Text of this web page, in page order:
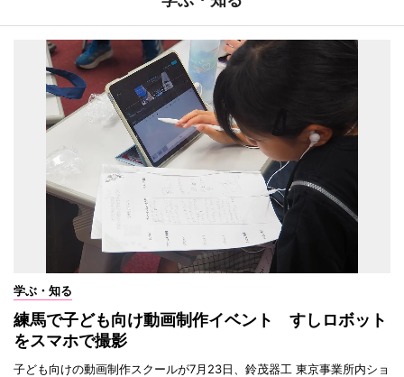
学ぶ・知る
練馬で子ども向け動画制作イベント すしロボット
をスマホで撮影
子ども向けの動画制作スクールが7月23日、鈴茂器工 東京事業所内ショ